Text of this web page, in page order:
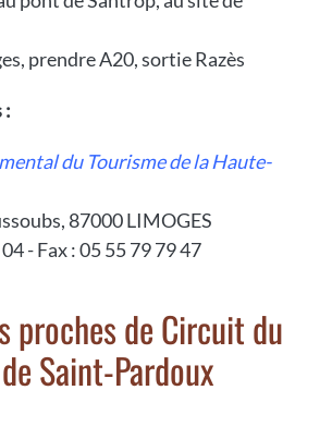
prendre A20, sortie Razès
:
du Tourisme de la Haute-
87000 LIMOGES
- Fax : 05 55 79 79 47
proches de Circuit du
Saint-Pardoux